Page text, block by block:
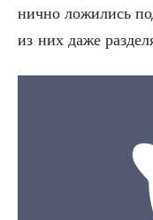
нич­но ложи­лись
из них даже